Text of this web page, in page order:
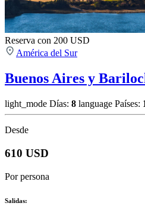
Reserva con 200 USD
América del Sur
Buenos Aires y
light_mode Días: 8 language Países:
Desde
610 USD
Por persona
Salidas: